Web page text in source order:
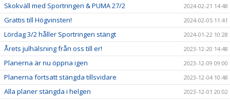
Skokväll med Sportringen & PUMA 27/2 2024-02-21 14:48
Grattis till Högvinsten! 2024-02-05 11:41
Lördag 3/2 håller Sportringen stängt 2024-01-22 10:28
Årets julhälsning från oss till er! 2023-12-20 14:48
Planerna är nu öppna igen 2023-12-09 09:00
Planerna fortsatt stängda tillsvidare 2023-12-04 10:48
Alla planer stängda i helgen 2023-12-01 20:02